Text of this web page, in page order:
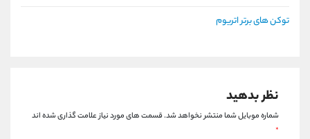
توکن های برتر اتریوم
نظر بدهید
شماره موبایل شما منتشر نخواهد شد.قسمت های مورد نیاز علامت گذاری شده اند
*